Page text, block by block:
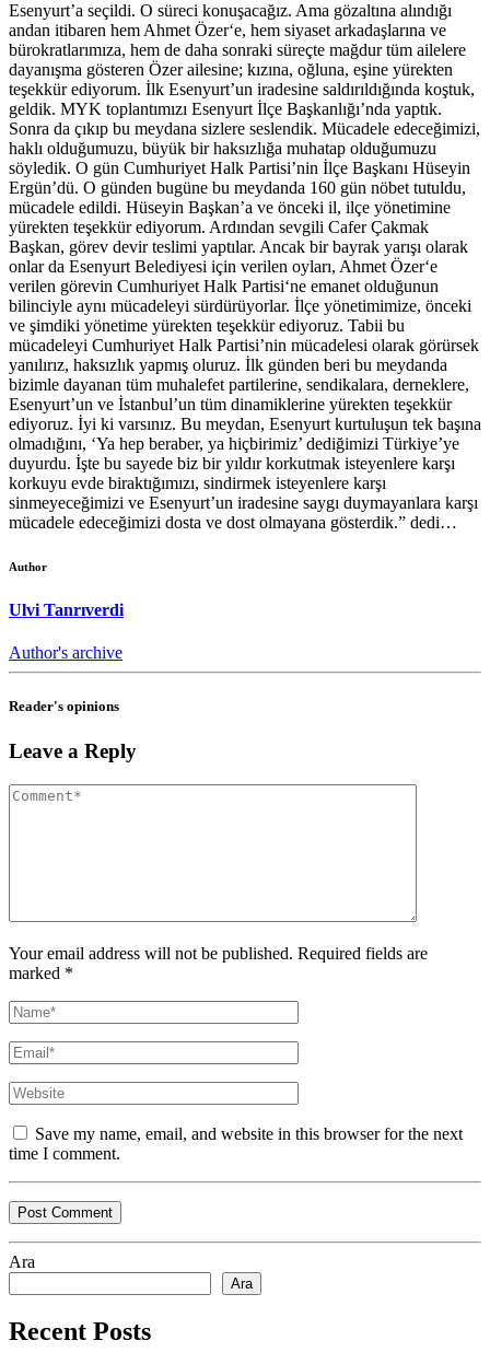
Esenyurt’a seçildi. O süreci konuşacağız. Ama gözaltına alındığı
andan itibaren hem Ahmet Özer‘e, hem siyaset arkadaşlarına ve
bürokratlarımıza, hem de daha sonraki süreçte mağdur tüm ailelere
dayanışma gösteren Özer ailesine; kızına, oğluna, eşine yürekten
teşekkür ediyorum. İlk Esenyurt’un iradesine saldırıldığında koştuk,
geldik. MYK toplantımızı Esenyurt İlçe Başkanlığı’nda yaptık.
Sonra da çıkıp bu meydana sizlere seslendik. Mücadele edeceğimizi,
haklı olduğumuzu, büyük bir haksızlığa muhatap olduğumuzu
söyledik. O gün Cumhuriyet Halk Partisi’nin İlçe Başkanı Hüseyin
Ergün’dü. O günden bugüne bu meydanda 160 gün nöbet tutuldu,
mücadele edildi. Hüseyin Başkan’a ve önceki il, ilçe yönetimine
yürekten teşekkür ediyorum. Ardından sevgili Cafer Çakmak
Başkan, görev devir teslimi yaptılar. Ancak bir bayrak yarışı olarak
onlar da Esenyurt Belediyesi için verilen oyları, Ahmet Özer‘e
verilen görevin Cumhuriyet Halk Partisi‘ne emanet olduğunun
bilinciyle aynı mücadeleyi sürdürüyorlar. İlçe yönetimimize, önceki
ve şimdiki yönetime yürekten teşekkür ediyoruz. Tabii bu
mücadeleyi Cumhuriyet Halk Partisi’nin mücadelesi olarak görürsek
yanılırız, haksızlık yapmış oluruz. İlk günden beri bu meydanda
bizimle dayanan tüm muhalefet partilerine, sendikalara, derneklere,
Esenyurt’un ve İstanbul’un tüm dinamiklerine yürekten teşekkür
ediyoruz. İyi ki varsınız. Bu meydan, Esenyurt kurtuluşun tek başına
olmadığını, ‘Ya hep beraber, ya hiçbirimiz’ dediğimizi Türkiye’ye
duyurdu. İşte bu sayede biz bir yıldır korkutmak isteyenlere karşı
korkuyu evde biraktığımızı, sindirmek isteyenlere karşı
sinmeyeceğimizi ve Esenyurt’un iradesine saygı duymayanlara karşı
mücadele edeceğimizi dosta ve dost olmayana gösterdik.” dedi…
Author
Ulvi Tanrıverdi
Author's archive
Reader's opinions
Leave a Reply
Your email address will not be published. Required fields are
marked *
Save my name, email, and website in this browser for the next
time I comment.
Ara
Ara
Recent Posts